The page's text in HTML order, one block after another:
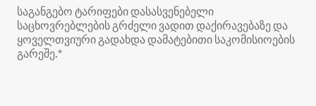
საგანგებო ტარიფები დასასვენებელი
საცხოვრებლების გრძელი ვადით დაქირავებაზე და
ყოველთვიური გადახდა დამატებითი საკომისიოების
გარეშე.*